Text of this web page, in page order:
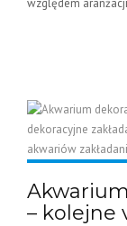
– kolejne